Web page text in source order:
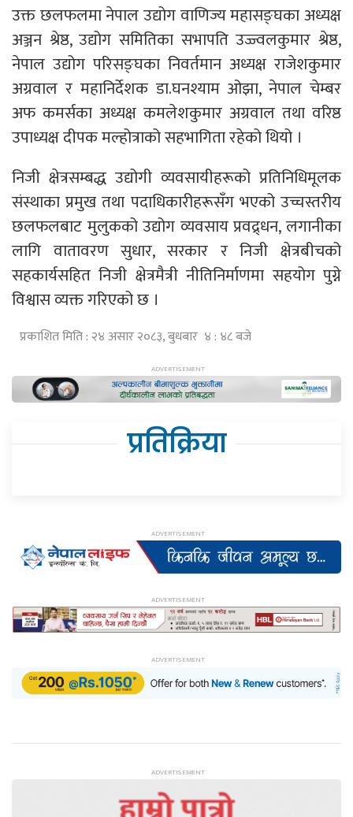
उक्त छलफलमा नेपाल उद्योग वाणिज्य महासङ्घका अध्यक्ष
अञ्जन श्रेष्ठ, उद्योग समितिका सभापति उज्ज्वलकुमार श्रेष्ठ,
नेपाल उद्योग परिसङ्घका निवर्तमान अध्यक्ष राजेशकुमार
अग्रवाल र महानिर्देशक डा.घनश्याम ओझा, नेपाल चेम्बर
अफ कमर्सका अध्यक्ष कमलेशकुमार अग्रवाल तथा वरिष्ठ
उपाध्यक्ष दीपक मल्होत्राको सहभागिता रहेको थियो ।
निजी क्षेत्रसम्बद्ध उद्योगी व्यवसायीहरूको प्रतिनिधिमूलक
संस्थाका प्रमुख तथा पदाधिकारीहरूसँग भएको उच्चस्तरीय
छलफलबाट मुलुकको उद्योग व्यवसाय प्रवद्र्धन, लगानीका
लागि वातावरण सुधार, सरकार र निजी क्षेत्रबीचको
सहकार्यसहित निजी क्षेत्रमैत्री नीतिनिर्माणमा सहयोग पुग्ने
विश्वास व्यक्त गरिएको छ ।
प्रकाशित मिति : २४ असार २०८३, बुधबार ४ : ४८ बजे
प्रतिक्रिया